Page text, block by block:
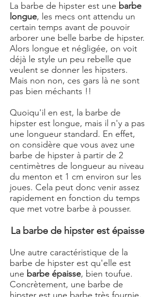
La barbe de hipster est une barbe
longue, les mecs ont attendu un
certain temps avant de pouvoir
arborer une belle barbe de hipster.
Alors longue et négligée, on voit
déjà le style un peu rebelle que
veulent se donner les hipsters.
Mais non non, ces gars là ne sont
pas bien méchants !!
Quoiqu'il en est, la barbe de
hipster est longue, mais il n'y a pas
une longueur standard. En effet,
on considère que vous avez une
barbe de hipster à partir de 2
centimètres de longueur au niveau
du menton et 1 cm environ sur les
joues. Cela peut donc venir assez
rapidement en fonction du temps
que met votre barbe à pousser.
La barbe de hipster est épaisse
Une autre caractéristique de la
barbe de hipster est qu'elle est
une barbe épaisse, bien toufue.
Concrètement, une barbe de